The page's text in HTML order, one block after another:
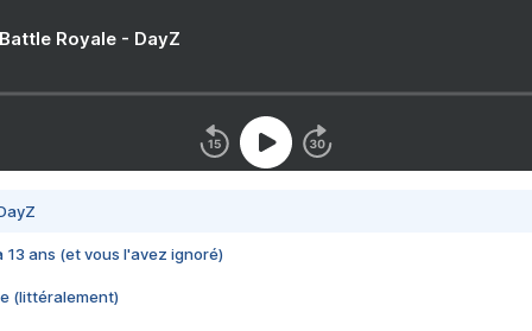
Royale - DayZ
13 ans (et vous l'avez ignoré)
(littéralement)